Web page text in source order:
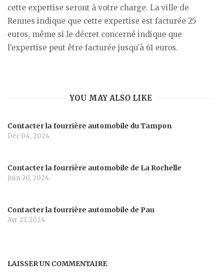
cette expertise seront à votre charge. La ville de
Rennes indique que cette expertise est facturée 25
euros, même si le décret concerné indique que
l’expertise peut être facturée jusqu’à 61 euros.
YOU MAY ALSO LIKE
Contacter la fourrière automobile du Tampon
Déc 04, 2024
Contacter la fourrière automobile de La Rochelle
Juin 20, 2024
Contacter la fourrière automobile de Pau
Avr 27, 2024
LAISSER UN COMMENTAIRE